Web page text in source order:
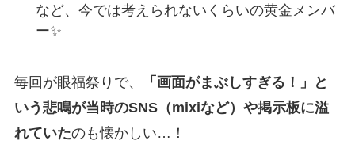
など、今では考えられないくらいの黄金メンバ
ー✨
毎回が眼福祭りで、
「画面がまぶしすぎる！」と
いう悲鳴が当時のSNS（mixiなど）や掲示板に溢
れていたのも懐かしい…！